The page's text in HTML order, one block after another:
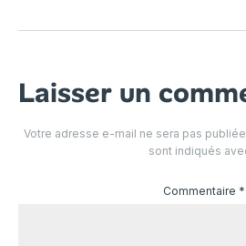
Laisser un
Votre adresse e-mail ne sera pas
sont indiqués
Commentaire *